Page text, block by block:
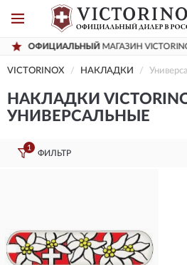
МАГАЗИН VICTORINOX
VICTORINOX НАКЛАДКИ
НАКЛАДКИ
УНИВЕРСАЛЬНЫЕ
1
ФИЛЬТР